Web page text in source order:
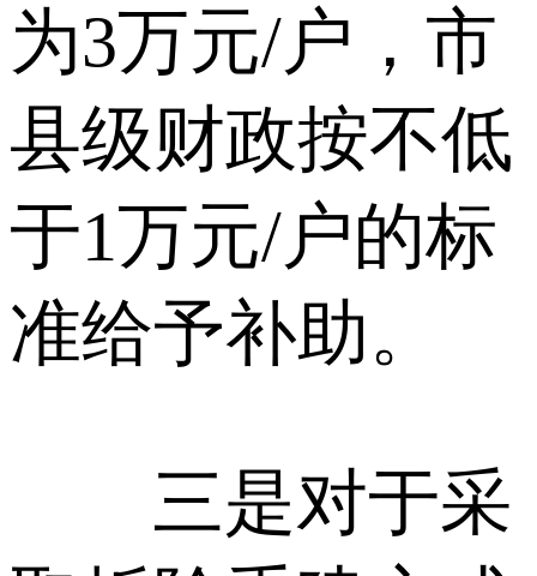
为3万元/户，市
县级财政按不低
于1万元/户的标
准给予补助。
三是对于采